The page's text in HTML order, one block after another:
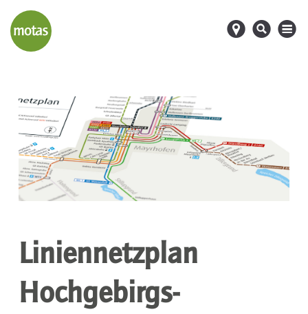
d s M
Liniennetzplan
Hochgebirgs-